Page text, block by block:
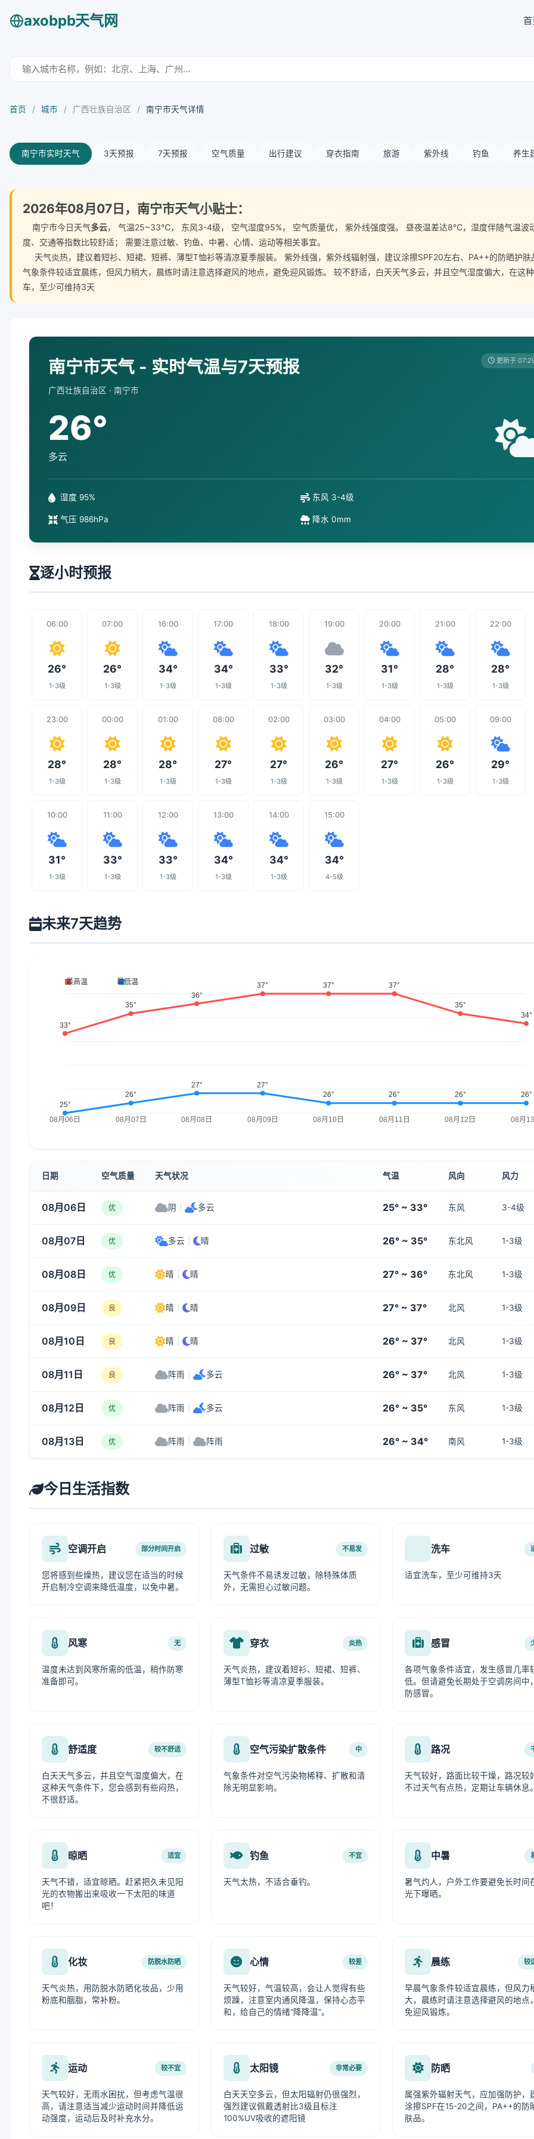
axobpb天气网
首页 / 城市 / 广西壮族自治区 / 南宁市天气详情
南宁市实时天气 3天预报 7天预报 空气质量 出行建议 穿衣指南 旅游 紫外线 钓鱼 养生
2026年08月07日，南宁市天气小贴士：
南宁市今日天气多云， 气温25~33℃， 东风3-4级， 空气湿度95%， 空气质量优， 紫外线强度强。 昼夜温差达8℃，湿度伴随气温波
度、交通等指数比较舒适； 需要注意过敏、钓鱼、中暑、心情、运动等相关事宜。
天气炎热，建议着短衫、短裙、短裤、薄型T恤衫等清凉夏季服装。 紫外线强，紫外线辐射强，建议涂擦SPF20左右、PA++的防晒护
气象条件较适宜晨练，但风力稍大，晨练时请注意选择避风的地点，避免迎风锻炼。 较不舒适，白天天气多云，并且空气湿度偏大，在这
车，至少可维持3天
南宁市天气 - 实时气温与7天预报
广西壮族自治区 · 南宁市
更新于
26°
多云
湿度 95% 东风 3-4级
气压 986hPa 降水 0mm
逐小时预报
06:00
26°
1-3级
07:00
26°
1-3级
16:00
34°
1-3级
17:00
34°
1-3级
18:00
33°
1-3级
19:00
32°
1-3级
20:00
31°
1-3级
21:00
28°
1-3级
22:00
28°
1-3级
23:00
28°
1-3级
00:00
28°
1-3级
01:00
28°
1-3级
08:00
27°
1-3级
02:00
27°
1-3级
03:00
26°
1-3级
04:00
27°
1-3级
05:00
26°
1-3级
09:00
29°
1-3级
10:00
31°
1-3级
11:00
33°
1-3级
12:00
33°
1-3级
13:00
34°
1-3级
14:00
34°
1-3级
15:00
34°
4-5级
未来7天趋势
日期 空气质量 天气状况 气温 风向 风力
08月06日 优 阴 多云 25° ~ 33° 东风 3-4级
08月07日 优 多云 晴 26° ~ 35° 东北风 1-3级
08月08日 优 晴 晴 27° ~ 36° 东北风 1-3级
08月09日 良 晴 晴 27° ~ 37° 北风 1-3级
08月10日 良 晴 晴 26° ~ 37° 北风 1-3级
08月11日 良 阵雨 多云 26° ~ 37° 北风 1-3级
08月12日 优 阵雨 多云 26° ~ 35° 东风 1-3级
08月13日 优 阵雨 阵雨 26° ~ 34° 南风 1-3级
今日生活指数
空调开启 部分时间开启
您将感到些燥热，建议您在适当的时候
开启制冷空调来降低温度，以免中暑。
过敏 不易发
天气条件不易诱发过敏，除特殊体质
外，无需担心过敏问题。
洗车
适宜洗车，至少可维持3天
风寒 无
温度未达到风寒所需的低温，稍作防寒
准备即可。
穿衣 炎热
天气炎热，建议着短衫、短裙、短裤、
薄型T恤衫等清凉夏季服装。
感冒
各项气象条件适宜，发生感冒几率
低。但请避免长期处于空调房间中
防感冒。
舒适度 较不舒适
白天天气多云，并且空气湿度偏大，在
这种天气条件下，您会感到有些闷热，
不很舒适。
空气污染扩散条件 中
气象条件对空气污染物稀释、扩散和清
除无明显影响。
路况
天气较好，路面比较干燥，路况较
不过天气有点热，定期让车辆休息
晾晒 适宜
天气不错，适宜晾晒。赶紧把久未见阳
光的衣物搬出来吸收一下太阳的味道
吧！
钓鱼 不宜
天气太热，不适合垂钓。
中暑
暑气灼人，户外工作要避免长时间
光下曝晒。
化妆 防脱水防晒
天气炎热，用防脱水防晒化妆品，少用
粉底和胭脂，常补粉。
心情 较差
天气较好，气温较高，会让人觉得有些
烦躁，注意室内通风降温，保持心态平
和，给自己的情绪“降降温”。
晨练 较
早晨气象条件较适宜晨练，但风力
大，晨练时请注意选择避风的地点
免迎风锻炼。
运动 较不宜
天气较好，无雨水困扰，但考虑气温很
高，请注意适当减少运动时间并降低运
动强度，运动后及时补充水分。
太阳镜 非常必要
白天天空多云，但太阳辐射仍很强烈，
强烈建议佩戴透射比3级且标注
100%UV吸收的遮阳镜
防晒
属强紫外辐射天气，应加强防护，
涂擦SPF在15-20之间，PA++的防
肤品。